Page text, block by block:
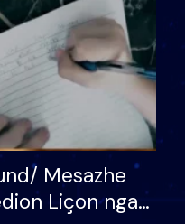
Mesazhe
Liçon nga